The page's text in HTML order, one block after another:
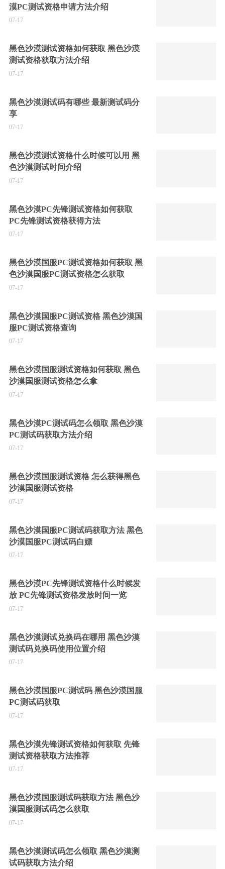
漠PC测试资格申请方法介绍
07-17
黑色沙漠测试资格如何获取 黑色沙漠
测试资格获取方法介绍
07-17
黑色沙漠测试码有哪些 最新测试码分
享
07-17
黑色沙漠测试资格什么时候可以用 黑
色沙漠测试时间介绍
07-17
黑色沙漠PC先锋测试资格如何获取
PC先锋测试资格获得方法
07-17
黑色沙漠国服PC测试资格如何获取 黑
色沙漠国服PC测试资格怎么获取
07-17
黑色沙漠国服PC测试资格 黑色沙漠国
服PC测试资格查询
07-17
黑色沙漠国服测试资格如何获取 黑色
沙漠国服测试资格怎么拿
07-17
黑色沙漠PC测试码怎么领取 黑色沙漠
PC测试码获取方法介绍
07-17
黑色沙漠国服测试资格 怎么获得黑色
沙漠国服测试资格
07-17
黑色沙漠国服PC测试码获取方法 黑色
沙漠国服PC测试码白嫖
07-17
黑色沙漠PC先锋测试资格什么时候发
放 PC先锋测试资格发放时间一览
07-17
黑色沙漠测试兑换码在哪用 黑色沙漠
测试码兑换码使用位置介绍
07-17
黑色沙漠国服PC测试码 黑色沙漠国服
PC测试码获取
07-17
黑色沙漠先锋测试资格如何获取 先锋
测试资格获取方法推荐
07-17
黑色沙漠国服测试码获取方法 黑色沙
漠国服测试码怎么获取
07-17
黑色沙漠测试码怎么领取 黑色沙漠测
试码获取方法介绍